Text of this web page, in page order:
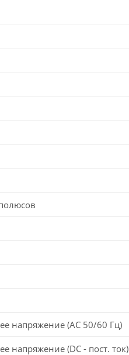
напряжение (AC 50/60 Гц)
напряжение (DC - пост. ток)